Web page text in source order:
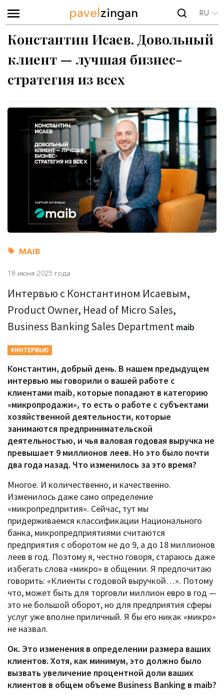
pavelzingan RU
MAIB
18 июня 2025 года
Константин Исаев. Довольный
клиент — лучшая бизнес-
стратегия из всех
Интервью с Константином Исаевым,
Product Owner, Head of Micro Sales,
Business Banking Sales Department maib
#ИНТЕРВЬЮ
Константин, добрый день. В нашем предыдущем
интервью мы говорили о вашей работе с
клиентами maib, которые попадают в категорию
«микропродажи», то есть о работе с субъектами
хозяйственной деятельности, которые
занимаются предпринимательской
деятельностью, и чья валовая годовая выручка не
превышает 9 миллионов леев. Но это было почти
два года назад. Что изменилось за это время?
Многое. И количественно, и качественно.
Изменилось даже само определение
«микропредпрития». Сейчас, тут мы
придерживаемся классификации Национального
банка, микропредприятиями считаются
предприятия с оборотом не до 9, а до 18 миллионов
леев в год. Поэтому я, честно говоря, стараюсь даже
избегать слова «микро» в общении. Я предпочитаю
говорить: «Клиенты с годовой выручкой…». Потому
что, может быть для торговли миллион евро в год —
это не большой оборот, но для предприятия сферы
услуг уже вполне приличный. Я бы его никак «микро»
не назвал.
Ок. Это изменения в определении размера ваших
клиентов. Хотя, как минимум, это должно было
вызвать увеличение процентной доли ваших
клиентов в общем объеме Business Banking в maib?